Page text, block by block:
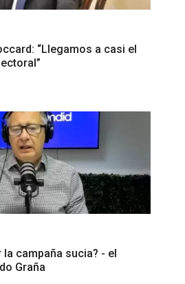
“Llegamos a casi el
la campaña sucia? - el
Graña